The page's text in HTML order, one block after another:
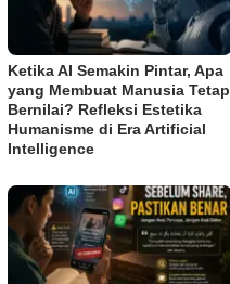
Ketika AI Semakin Pintar, Apa
yang Membuat Manusia Tetap
Bernilai? Refleksi Estetika
Humanisme di Era Artificial
Intelligence